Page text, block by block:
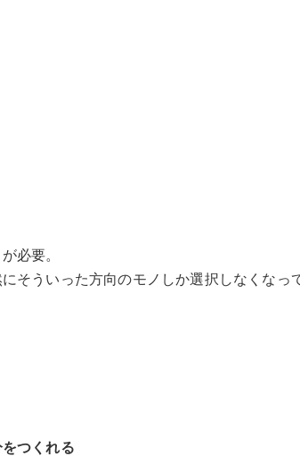
必要。
そういった方向のモノしか選択しなくなっ
つくれる